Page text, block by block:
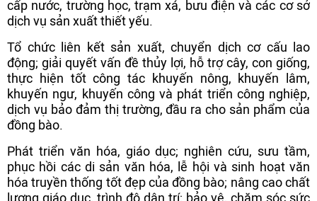
cấp nước, trường học, trạm xá, bưu điện và các cơ sở
dịch vụ sản xuất thiết yếu.
Tổ chức liên kết sản xuất, chuyển dịch cơ cấu lao
động; giải quyết vấn đề thủy lợi, hỗ trợ cây, con giống,
thực hiện tốt công tác khuyến nông, khuyến lâm,
khuyến ngư, khuyến công và phát triển công nghiệp,
dịch vụ bảo đảm thị trường, đầu ra cho sản phẩm của
đồng bào.
Phát triển văn hóa, giáo dục; nghiên cứu, sưu tầm,
phục hồi các di sản văn hóa, lễ hội và sinh hoạt văn
hóa truyền thống tốt đẹp của đồng bào; nâng cao chất
lượng giáo dục, trình độ dân trí; bảo vệ, chăm sóc sức